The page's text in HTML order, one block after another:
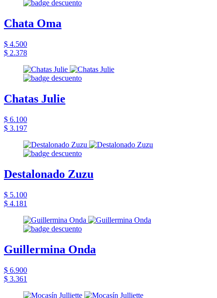
Chata Oma
$ 4.500
$ 2.378
Chatas Julie
$ 6.100
$ 3.197
Destalonado Zuzu
$ 5.100
$ 4.181
Guillermina Onda
$ 6.900
$ 3.361